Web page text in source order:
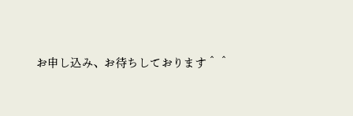
お申し込み、お待ちしております＾＾